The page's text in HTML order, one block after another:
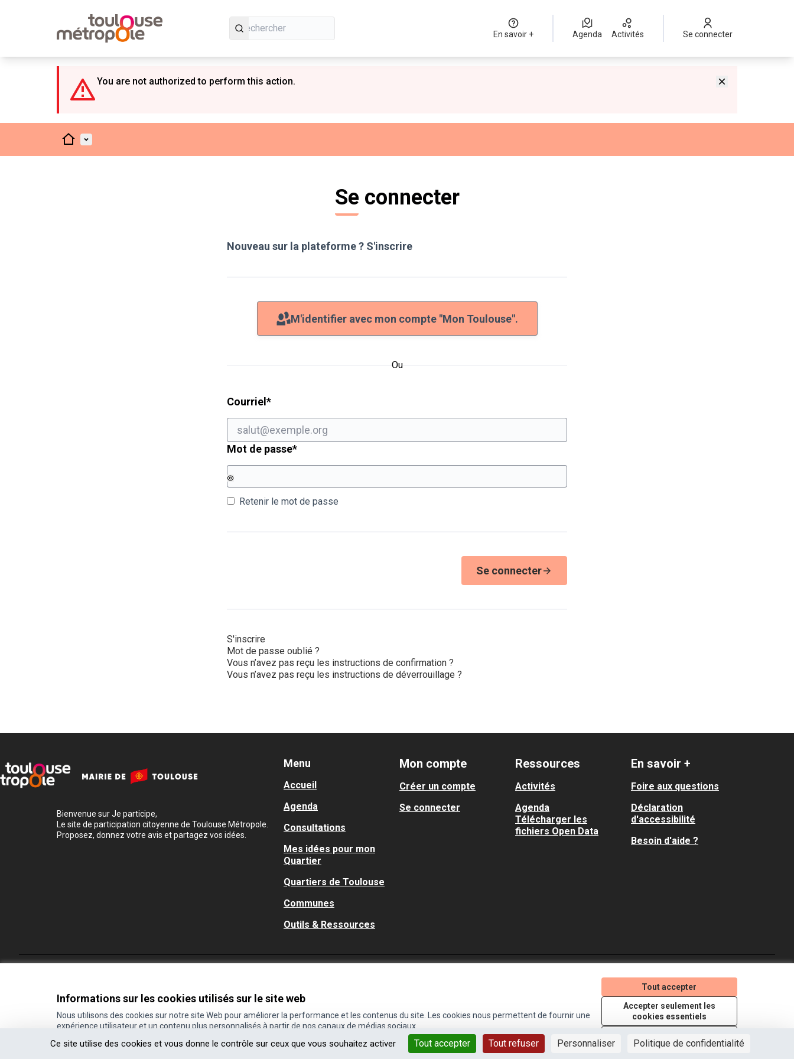
Ce site utilise des cookies et vous donne le contrôle sur ceux que vous souhaitez activer Tout accepter Tout refuser Personnaliser Politique de confidentialité
Informations sur les cookies utilisés sur le site web
Nous utilisons des cookies sur notre site Web pour améliorer la performance et les contenus du site. Les cookies nous permettent de fournir une
expérience utilisateur et un contenu plus personnalisés à partir de nos canaux de médias sociaux.
Tout accepter
Accepter seulement les
cookies essentiels
En savoir + Agenda Activités Se connecter
You are not authorized to perform this action.
AccueilMenu principal
Se connecter
Nouveau sur la plateforme ? S'inscrire
M'identifier avec mon compte "Mon Toulouse".
Ou
Courriel *Champ obligatoire
Mot de passe*Champ obligatoire
Retenir le mot de passe
Se connecter
S'inscrire
Mot de passe oublié ?
Vous n’avez pas reçu les instructions de confirmation ?
Vous n’avez pas reçu les instructions de déverrouillage ?
Bienvenue sur Je participe,
Le site de participation citoyenne de Toulouse Métropole.
Proposez, donnez votre avis et partagez vos idées.
Menu
Accueil
Agenda
Consultations
Mes idées pour mon
Quartier
Quartiers de Toulouse
Communes
Outils & Ressources
Mon compte
Créer un compte
Se connecter
Ressources
Activités
Agenda
Télécharger les
fichiers Open Data
En savoir +
Foire aux questions
Déclaration
d'accessibilité
Besoin d'aide ?
(Lien externe)
(Lien externe)
(Lien externe)
(Lien externe)
Site réalisé grâce aulogiciel libre Decidim
(Lien externe)
.
Licence Creative
(Lien externe)